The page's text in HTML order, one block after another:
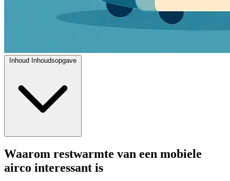
Inhoud Inhoudsopgave
Waarom restwarmte van een mobiele
airco interessant is